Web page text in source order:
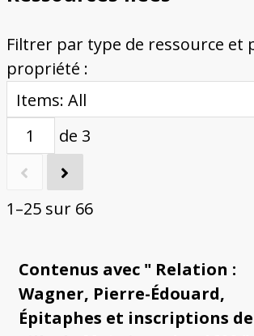
Filtrer par type de ressource et
propriété :
de 3
1–25 sur 66
Contenus avec " Relation :
Wagner, Pierre-Édouard,
Épitaphes et inscriptions